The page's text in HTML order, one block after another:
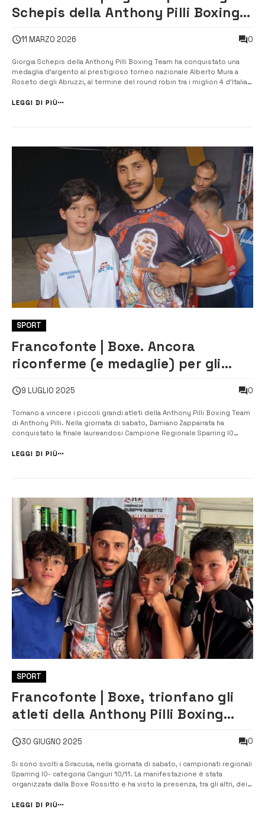
Schepis della Anthony Pilli Boxing
Mura”
11 MARZO 2026 0
Giorgia Schepis della Anthony Pilli Boxing Team ha conquistato una
medaglia d’argento al prestigioso torneo nazionale Alberto Mura a
Roseto degli Abruzzi, al termine del round robin tra i migliori 4 d’Italia,
argento che sa di oro ma nonostante ciò è stata un’occasione per
LEGGI DI PIÙ
SPORT
Francofonte | Boxe. Ancora
riconferme (e medaglie) per gli
Team
9 LUGLIO 2025 0
Tornano a vincere i piccoli grandi atleti della Anthony Pilli Boxing Team
di Anthony Pilli. Nella giornata di sabato, Damiano Zapparrata ha
conquistato la finale laureandosi Campione Regionale Sparring IO
categoria +45 kg e Leonardo Zapparrata nella categoria 35-45 kg.
LEGGI DI PIÙ
SPORT
Francofonte | Boxe, trionfano gli
atleti della Anthony Pilli Boxing
Sparring IO
30 GIUGNO 2025 0
Si sono svolti a Siracusa, nella giornata di sabato, i campionati regionali
Sparring IO- categoria Canguri 10/11. La manifestazione è stata
organizzata dalla Boxe Rossitto e ha visto la presenza, tra gli altri, dei
Bryan Cavallo trionfa nella categoria +45 kg, mentre Leona...
LEGGI DI PIÙ